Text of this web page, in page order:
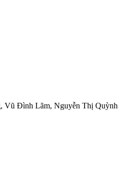
Vũ Đình Lãm, Nguyễn Thị Quỳnh